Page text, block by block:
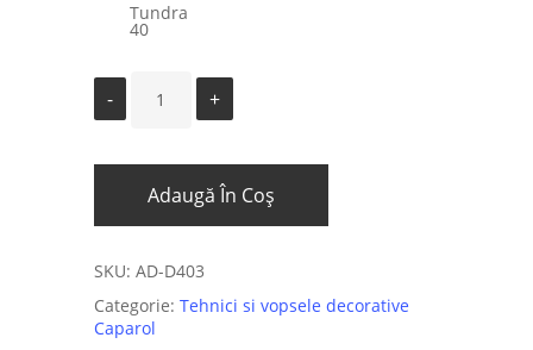
Tundra
40
Adaugă În Coș
SKU: AD-D403
Categorie: Tehnici si vopsele decorative
Caparol